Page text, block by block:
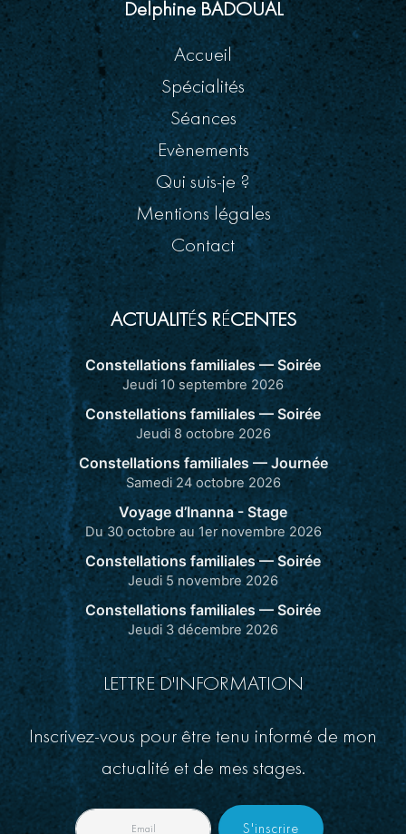
Delphine BADOUAL
Accueil
Spécialités
Séances
Evènements
Qui suis-je ?
Mentions légales
Contact
ACTUALITÉS RÉCENTES
Constellations familiales — Soirée
Jeudi 10 septembre 2026
Constellations familiales — Soirée
Jeudi 8 octobre 2026
Constellations familiales — Journée
Samedi 24 octobre 2026
Voyage d’Inanna - Stage
Du 30 octobre au 1er novembre 2026
Constellations familiales — Soirée
Jeudi 5 novembre 2026
Constellations familiales — Soirée
Jeudi 3 décembre 2026
LETTRE D'INFORMATION
Inscrivez-vous pour être tenu informé de mon
actualité et de mes stages.
S'inscrire